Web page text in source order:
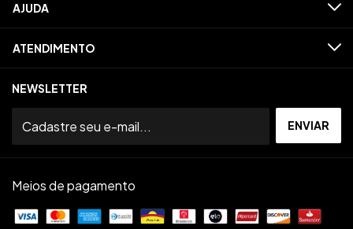
AJUDA
ATENDIMENTO
NEWSLETTER
Meios de pagamento